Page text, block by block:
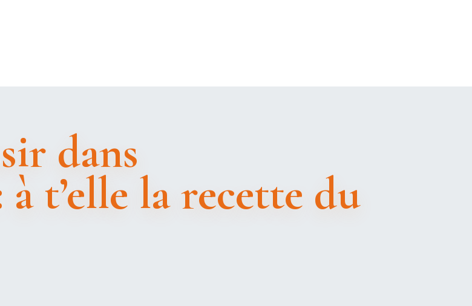
dans
t’elle la recette du